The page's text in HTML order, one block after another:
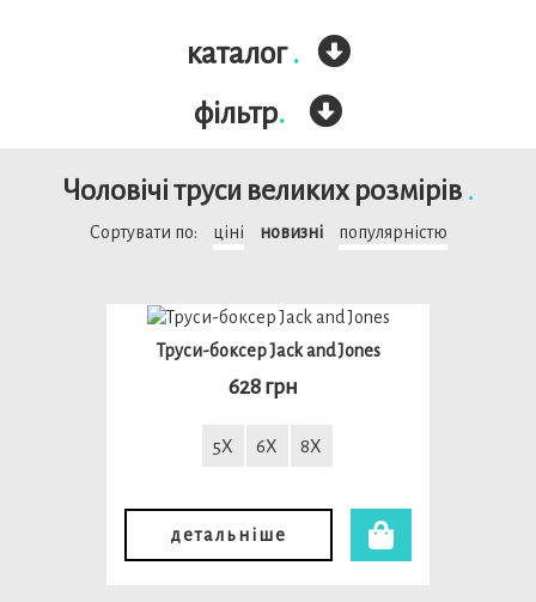
каталог.
фільтр.
Чоловічі труси великих розмірів .
Сортувати по: ціні новизні популярністю
Труси-боксер Jack and Jones
628 грн
5X 6X 8X
детальніше